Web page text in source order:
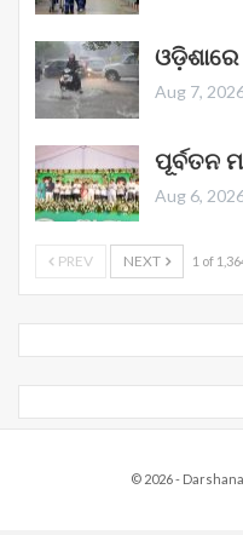
Aug 7,
ପୂର୍ବତନ
Aug 6,
PREV NEXT 1 of
© 2026 -